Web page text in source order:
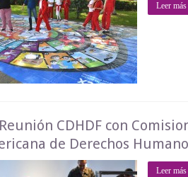
Leer más
CDHDF con
de Derechos
Leer más